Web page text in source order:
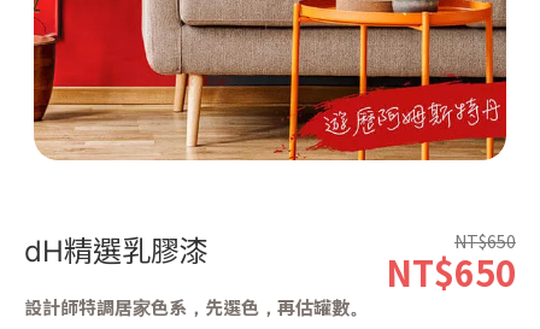
dH精選乳膠漆
設計師特調居家色系，先選色，再估罐數。
NT$650
NT$650